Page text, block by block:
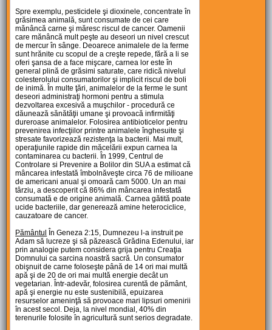
Spre exemplu, pesticidele şi dioxinele, concentrate în
grăsimea animală, sunt consumate de cei care
mănâncă carne şi măresc riscul de cancer. Oamenii
care mănâncă mult peşte au deseori un nivel crescut
de mercur în sânge. Deoarece animalele de la ferme
sunt hrănite cu scopul de a creşte repede, fără a li se
oferi şansa de a face mişcare, carnea lor este în
general plină de grăsimi saturate, care ridică nivelul
colesterolului consumatorilor şi implicit riscul de boli
de inimă. În multe ţări, animalelor de la ferme le sunt
deseori administraţi hormoni pentru a stimula
dezvoltarea excesivă a muşchilor - procedură ce
dăunează sănătăţii umane şi provoacă infirmităţi
dureroase animalelor. Folosirea antibioticelor pentru
prevenirea infecţiilor printre animalele înghesuite şi
stresate favorizează rezistenţa la bacterii. Mai mult,
operaţiunile rapide din măcelării expun carnea la
contaminarea cu bacterii. În 1999, Centrul de
Controlare si Prevenire a Bolilor din SUA a estimat că
mâncarea infestată îmbolnăveşte circa 76 de milioane
de americani anual şi omoară cam 5000. Un an mai
târziu, a descoperit că 86% din mâncarea infestată
consumată e de origine animală. Carnea gătită poate
ucide bacteriile, dar generează amine heterociclice,
cauzatoare de cancer.
Pământul
În Geneza 2:15, Dumnezeu l-a instruit pe
Adam să lucreze şi să păzească Grădina Edenului, iar
prin analogie putem considera grija pentru Creaţia
Domnului ca sarcina noastră sacră. Un consumator
obişnuit de carne foloseşte până de 14 ori mai multă
apă şi de 20 de ori mai multă energie decât un
vegetarian. Într-adevăr, folosirea curentă de pământ,
apă şi energie nu este sustenibilă, epuizarea
resurselor ameninţă să provoace mari lipsuri omenirii
în acest secol. Deja, la nivel mondial, 40% din
terenurile folosite în agricultură sunt serios degradate.